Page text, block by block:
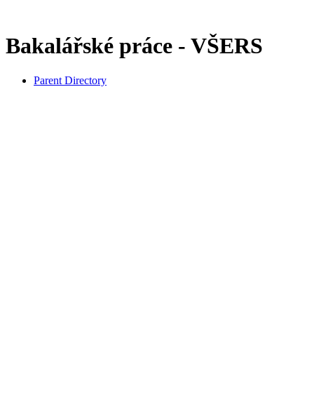
Bakalářské práce - VŠERS
Parent Directory